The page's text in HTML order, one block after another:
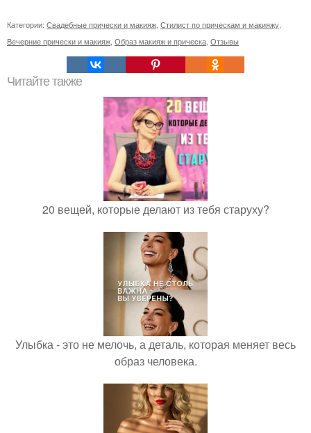
Категории: Свадебные прически и макияж Стилист по прическам и макияжу
Вечерние прически и макияж Образ макияж и прическа Отзывы
Читайте также
20 вещей, которые делают из тебя старуху?
Улыбка - это не мелочь, а деталь, которая меняет весь
образ человека.